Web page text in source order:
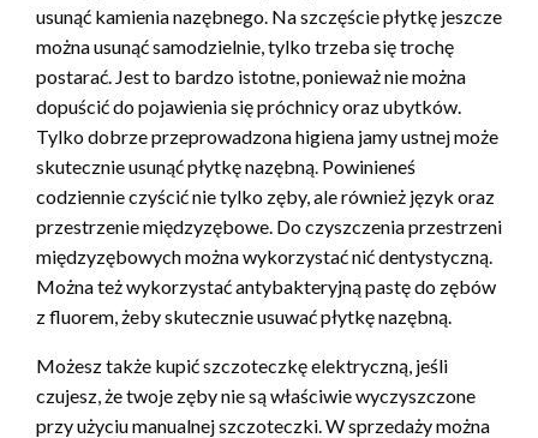
usunąć kamienia nazębnego. Na szczęście płytkę jeszcze
można usunąć samodzielnie, tylko trzeba się trochę
postarać. Jest to bardzo istotne, ponieważ nie można
dopuścić do pojawienia się próchnicy oraz ubytków.
Tylko dobrze przeprowadzona higiena jamy ustnej może
skutecznie usunąć płytkę nazębną. Powinieneś
codziennie czyścić nie tylko zęby, ale również język oraz
przestrzenie międzyzębowe. Do czyszczenia przestrzeni
międzyzębowych można wykorzystać nić dentystyczną.
Można też wykorzystać antybakteryjną pastę do zębów
z fluorem, żeby skutecznie usuwać płytkę nazębną.
Możesz także kupić szczoteczkę elektryczną, jeśli
czujesz, że twoje zęby nie są właściwie wyczyszczone
przy użyciu manualnej szczoteczki. W sprzedaży można